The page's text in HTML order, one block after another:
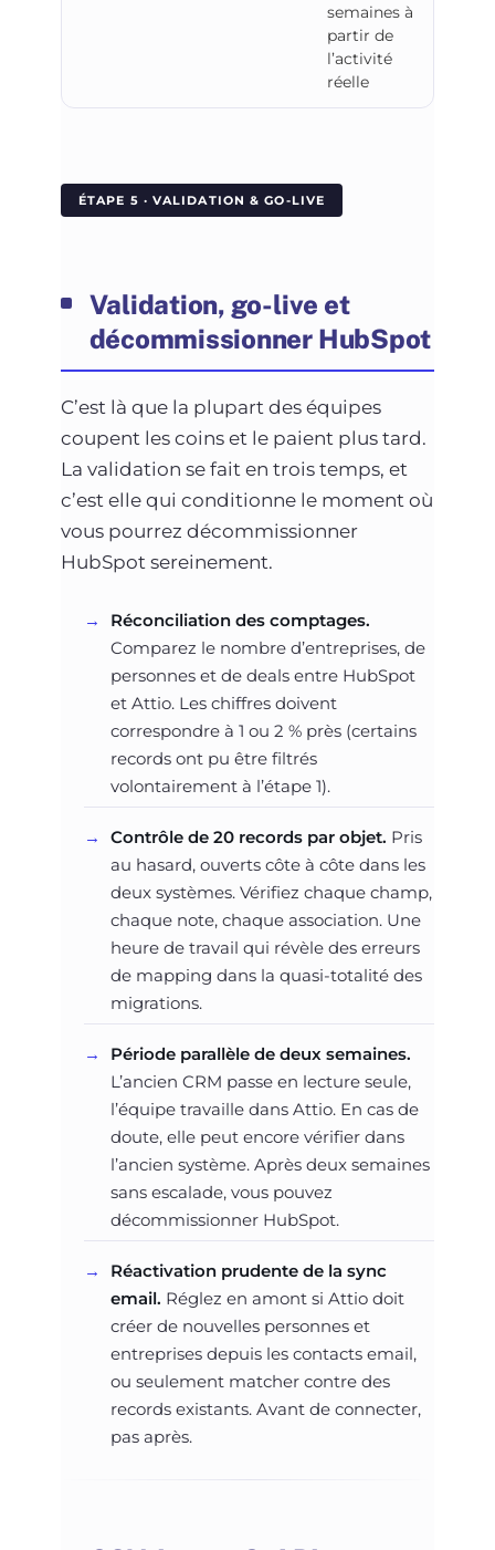
semaines à
partir de
l’activité
réelle
ÉTAPE 5 · VALIDATION & GO-LIVE
Validation, go-live et
décommissionner HubSpot
C’est là que la plupart des équipes
coupent les coins et le paient plus tard.
La validation se fait en trois temps, et
c’est elle qui conditionne le moment où
vous pourrez décommissionner
HubSpot sereinement.
Réconciliation des comptages.
Comparez le nombre d’entreprises, de
personnes et de deals entre HubSpot
et Attio. Les chiffres doivent
correspondre à 1 ou 2 % près (certains
records ont pu être filtrés
volontairement à l’étape 1).
Contrôle de 20 records par objet. Pris
au hasard, ouverts côte à côte dans les
deux systèmes. Vérifiez chaque champ,
chaque note, chaque association. Une
heure de travail qui révèle des erreurs
de mapping dans la quasi-totalité des
migrations.
Période parallèle de deux semaines.
L’ancien CRM passe en lecture seule,
l’équipe travaille dans Attio. En cas de
doute, elle peut encore vérifier dans
l’ancien système. Après deux semaines
sans escalade, vous pouvez
décommissionner HubSpot.
Réactivation prudente de la sync
email. Réglez en amont si Attio doit
créer de nouvelles personnes et
entreprises depuis les contacts email,
ou seulement matcher contre des
records existants. Avant de connecter,
pas après.